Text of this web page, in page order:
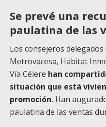
Se prevé una
paulatina de las
Los consejeros
Metrovacesa, Habitat
Vía Célere han
situación que está
promoción. Han
paulatina de las ventas